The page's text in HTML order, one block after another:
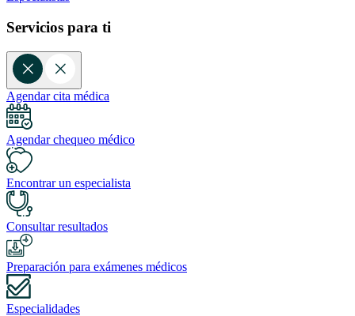
Servicios para ti
Agendar cita médica
Agendar chequeo médico
Encontrar un especialista
Consultar resultados
Preparación para exámenes médicos
Especialidades